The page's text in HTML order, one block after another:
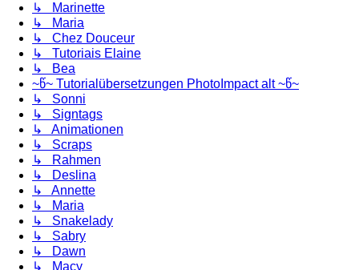
↳ Marinette
↳ Maria
↳ Chez Douceur
↳ Tutoriais Elaine
↳ Bea
~წ~ Tutorialübersetzungen PhotoImpact alt ~წ~
↳ Sonni
↳ Signtags
↳ Animationen
↳ Scraps
↳ Rahmen
↳ Deslina
↳ Annette
↳ Maria
↳ Snakelady
↳ Sabry
↳ Dawn
↳ Macy